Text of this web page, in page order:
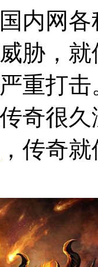
内网
胁，
重打
奇很
，传奇